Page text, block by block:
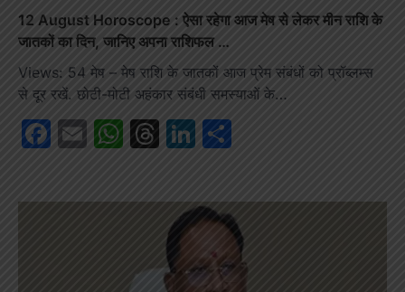
12 August Horoscope : ऐसा रहेगा आज मेष से लेकर मीन राशि के
जातकों का दिन, जानिए अपना राशिफल …
Views: 54 मेष – मेष राशि के जातकों आज प्रेम संबंधों को प्रॉब्लम्स
से दूर रखें. छोटी-मोटी अहंकार संबंधी समस्याओं के…
Facebook
EmailWhatsApp
Threads
LinkedIn